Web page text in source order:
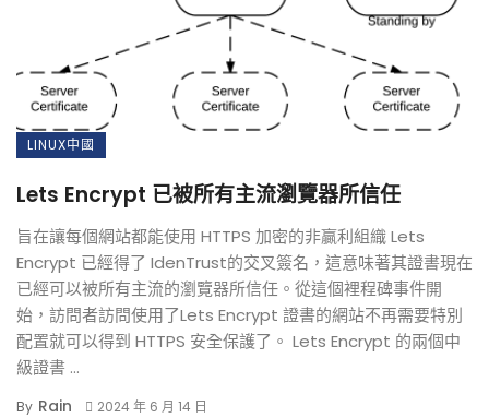
LINUX中國
Lets Encrypt 已被所有主流瀏覽器所信任
旨在讓每個網站都能使用 HTTPS 加密的非贏利組織 Lets
Encrypt 已經得了 IdenTrust的交叉簽名，這意味著其證書現在
已經可以被所有主流的瀏覽器所信任。從這個裡程碑事件開
始，訪問者訪問使用了Lets Encrypt 證書的網站不再需要特別
配置就可以得到 HTTPS 安全保護了。 Lets Encrypt 的兩個中
級證書 ...
By Rain 2024 年 6 月 14 日